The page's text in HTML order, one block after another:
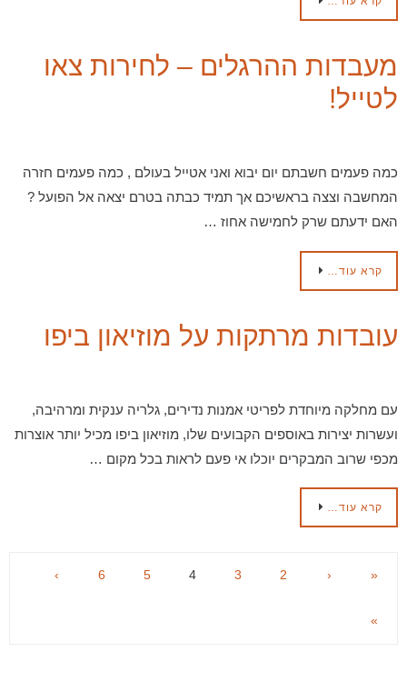
מעבדות ההרגלים – לחירות צאו
לטייל!
כמה פעמים חשבתם יום יבוא ואני אטייל בעולם , כמה פעמים חזרה
המחשבה וצצה בראשיכם אך תמיד כבתה בטרם יצאה אל הפועל ?
האם ידעתם שרק לחמישה אחוז …
קרא עוד…
עובדות מרתקות על מוזיאון ביפו
עם מחלקה מיוחדת לפריטי אמנות נדירים, גלריה ענקית ומרהיבה,
ועשרות יצירות באוספים הקבועים שלו, מוזיאון ביפו מכיל יותר אוצרות
מכפי שרוב המבקרים יוכלו אי פעם לראות בכל מקום …
קרא עוד…
«
‹
2
3
4
5
6
›
»